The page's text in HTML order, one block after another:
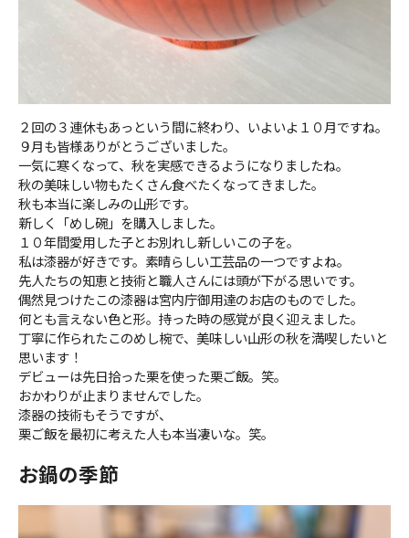
２回の３連休もあっという間に終わり、いよいよ１０月ですね。
９月も皆様ありがとうございました。
一気に寒くなって、秋を実感できるようになりましたね。
秋の美味しい物もたくさん食べたくなってきました。
秋も本当に楽しみの山形です。
新しく「めし碗」を購入しました。
１０年間愛用した子とお別れし新しいこの子を。
私は漆器が好きです。素晴らしい工芸品の一つですよね。
先人たちの知恵と技術と職人さんには頭が下がる思いです。
偶然見つけたこの漆器は宮内庁御用達のお店のものでした。
何とも言えない色と形。持った時の感覚が良く迎えました。
丁寧に作られたこのめし椀で、美味しい山形の秋を満喫したいと
思います！
デビューは先日拾った栗を使った栗ご飯。笑。
おかわりが止まりませんでした。
漆器の技術もそうですが、
栗ご飯を最初に考えた人も本当凄いな。笑。
お鍋の季節